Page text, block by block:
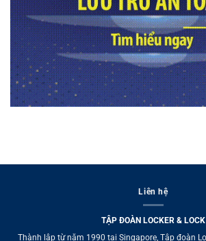
Liên hệ
TẬP ĐOÀN LOCKER & LOCK
Thành lập từ năm 1990 tại Singapore, Tập đoàn